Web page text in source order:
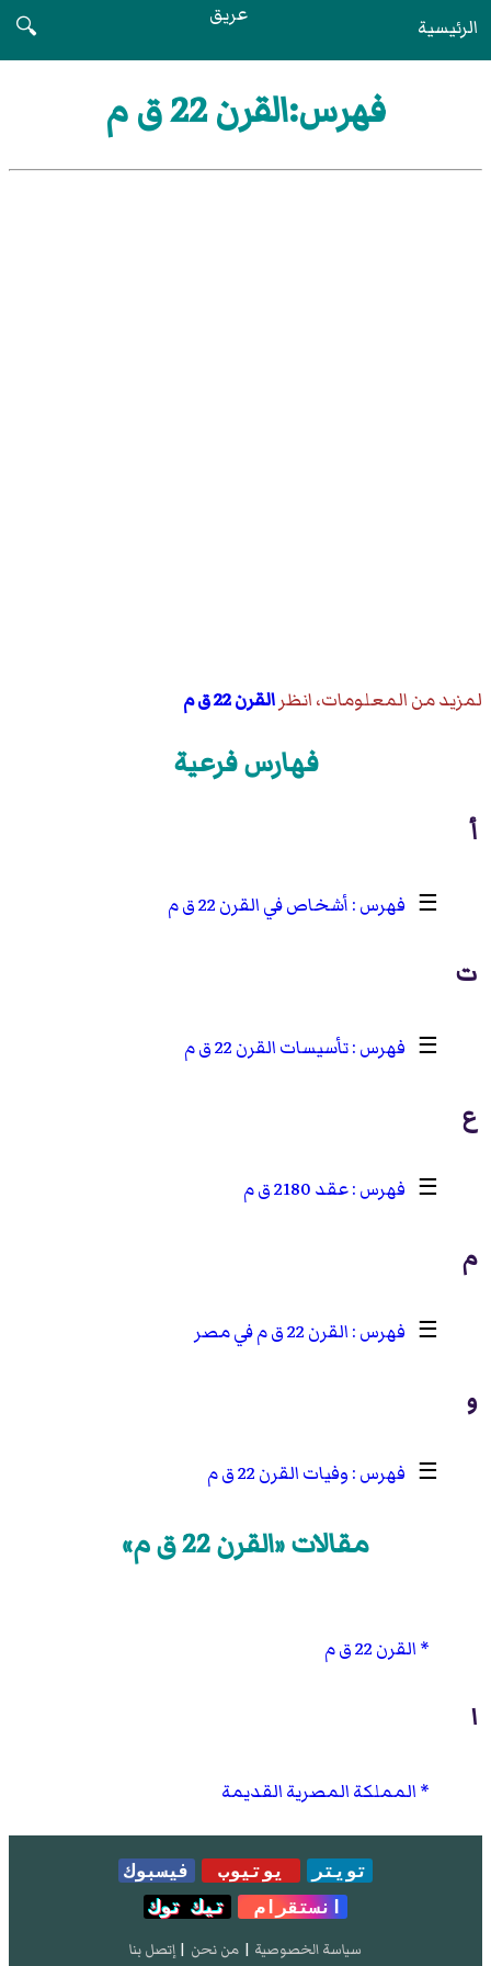
الرئيسية عريق
🔍
فهرس:القرن 22 ق م
لمزيد من المعلومات، انظرالقرن 22 ق م
فهارس فرعية
أ
☰ أشخاص في القرن 22 ق م
ت
☰ تأسيسات القرن 22 ق م
ع
☰ عقد 2180 ق م
م
☰ القرن 22 ق م في مصر
و
☰ وفيات القرن 22 ق م
مقالات «القرن 22 ق م»
القرن 22 ق م
ا
المملكة المصرية القديمة
تويتر يوتيوب
فيسبوك
انستقرام
تيك توك
سياسة الخصوصية | من نحن | إتصل بنا